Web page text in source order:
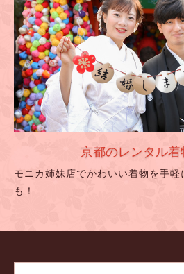
京都のレンタル
モニカ姉妹店でかわいい着物を手
も！